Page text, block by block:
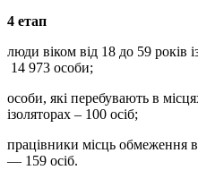
4 етап
люди віком від 18 до 59 років
14 973 особи;
особи, які перебувають в
ізоляторах – 100 осіб;
працівники місць обмеження
— 159 осіб.